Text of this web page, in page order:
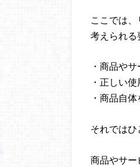
ここでは
考えられる
・商品や
・正しい
・商品自
それではひ
商品やサー